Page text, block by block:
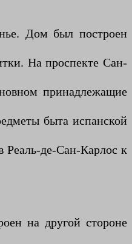
Дом был построен
На проспекте Сан-
принадлежащие
быта испанской
Реаль-де-Сан-Карлос к
на другой стороне